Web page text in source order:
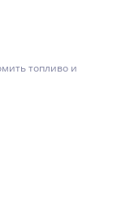
топливо и